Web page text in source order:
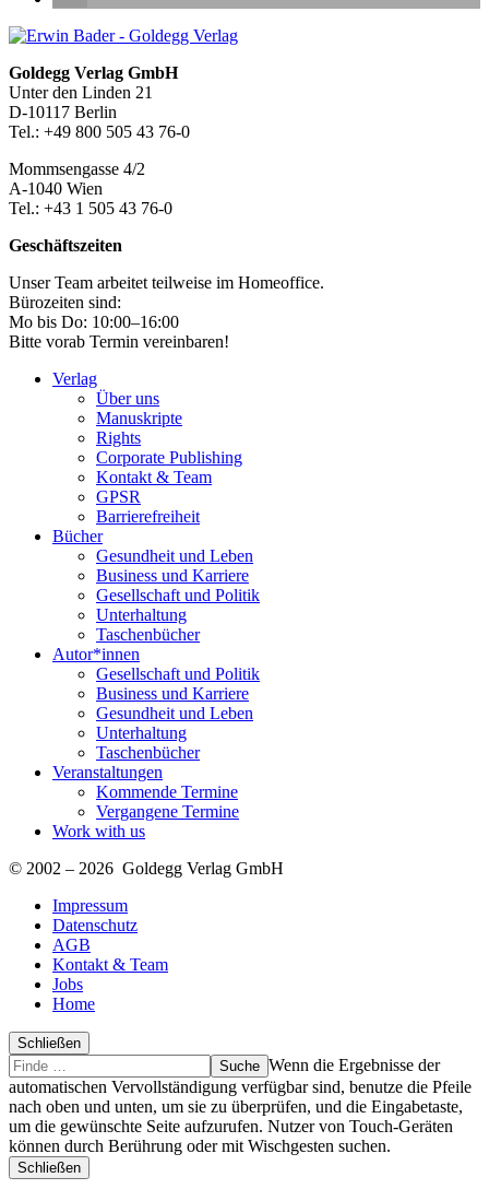
Seitenleiste
Footer-
Section
Goldegg Verlag GmbH
Unter den Linden 21
D-10117 Berlin
Tel.: +49 800 505 43 76-0
Mommsengasse 4/2
A-1040 Wien
Tel.: +43 1 505 43 76-0
Geschäftszeiten
Unser Team arbeitet teilweise im Homeoffice.
Bürozeiten sind:
Mo bis Do: 10:00–16:00
Bitte vorab Termin vereinbaren!
Verlag
Über uns
Manuskripte
Rights
Corporate Publishing
Kontakt & Team
GPSR
Barrierefreiheit
Bücher
Gesundheit und Leben
Business und Karriere
Gesellschaft und Politik
Unterhaltung
Taschenbücher
Autor*innen
Gesellschaft und Politik
Business und Karriere
Gesundheit und Leben
Unterhaltung
Taschenbücher
Veranstaltungen
Kommende Termine
Vergangene Termine
Work with us
© 2002 – 2026 Goldegg Verlag GmbH
Impressum
Datenschutz
AGB
Kontakt & Team
Jobs
Home
Schließen
Suche
Finde
…
Wenn die Ergebnisse der
automatischen Vervollständigung verfügbar sind, benutze die Pfeile
nach oben und unten, um sie zu überprüfen, und die Eingabetaste,
um die gewünschte Seite aufzurufen. Nutzer von Touch-Geräten
können durch Berührung oder mit Wischgesten suchen.
Schließen